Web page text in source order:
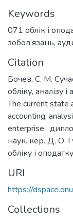
Keywords
071 облік і
зобов’язань,
Citation
Бочев, С. М.
обліку, аналізу
The current state
accounting,
enterprise :
наук. кер. Д. О.
обліку і
URI
https://
Collections